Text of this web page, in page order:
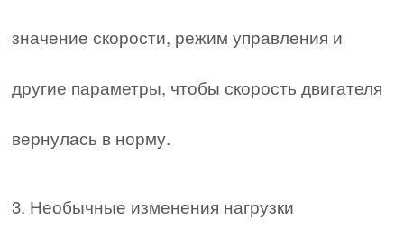
значение скорости, режим управления и
другие параметры, чтобы скорость двигателя
вернулась в норму.
3. Необычные изменения нагрузки